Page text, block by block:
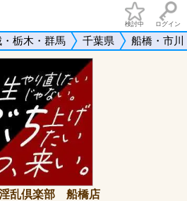
検討中 ログイン
栃木・群馬 千葉県 船橋・市川
乱倶楽部 船橋店